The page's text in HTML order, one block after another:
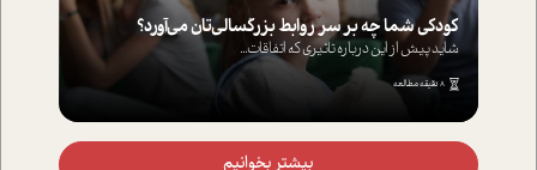
کودکی شما چه بر سر روابط بزرگسالی‌تان می‌آورد؟
شاید پیش از این درباره تاثیری که اتفاقات...
بیشتر بخوانیم